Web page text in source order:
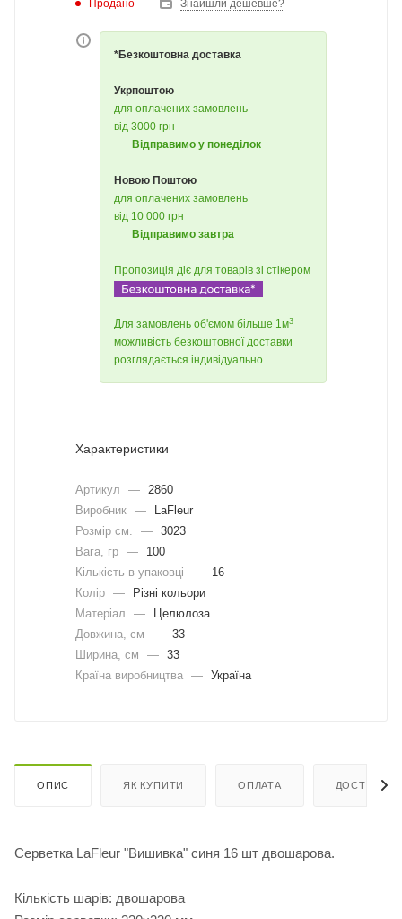
Продано Знайшли дешевше?
*Безкоштовна доставка
Укрпоштою
для оплачених замовлень
від 3000 грн
Відправимо у понеділок
Новою Поштою
для оплачених замовлень
від 10 000 грн
Відправимо завтра
Пропозиція діє для товарів зі стікером
Для замовлень об'ємом більше 1м3
можливість безкоштовної доставки
розглядається індивідуально
Характеристики
Артикул —
2860
Виробник —
LaFleur
Розмір см.
— 3023
Вага, гр —
100
Кількість в упаковці
—
16
Колір —
Різні кольори
Матеріал
—
Целюлоза
Довжина, cм
— 33
Ширина, cм
— 33
Країна виробництва — Україна
ОПИС ЯК КУПИТИ ОПЛАТА ДОСТАВКА
Серветка LaFleur "Вишивка" синя 16 шт двошарова.
Кількість шарів: двошарова